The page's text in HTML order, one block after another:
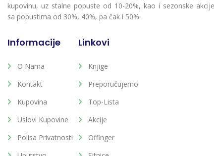
kupovinu, uz stalne popuste od 10-20%, kao i sezonske akcije
sa popustima od 30%, 40%, pa čak i 50%.
Informacije
O Nama
Kontakt
Kupovina
Uslovi Kupovine
Polisa Privatnosti
Linkovi
Knjige
Preporučujemo
Top-Lista
Akcije
Offinger